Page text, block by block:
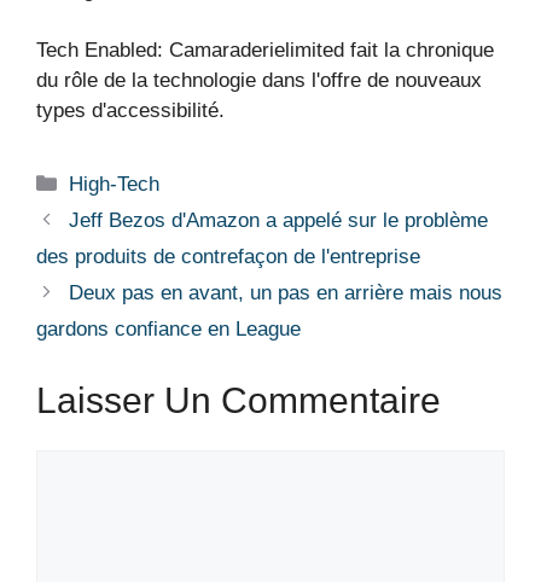
Tech Enabled: Camaraderielimited fait la chronique
du rôle de la technologie dans l'offre de nouveaux
types d'accessibilité.
Catégories
High-Tech
Jeff Bezos d'Amazon a appelé sur le problème
des produits de contrefaçon de l'entreprise
Deux pas en avant, un pas en arrière mais nous
gardons confiance en League
Laisser Un Commentaire